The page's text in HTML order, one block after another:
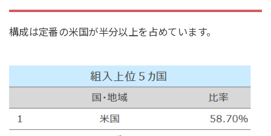
構成は定番の米国が半分以上を占めています。